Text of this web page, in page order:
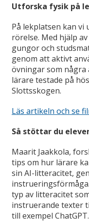
Utforska fysik på
På lekplatsen kan vi
rörelse. Med hjälp
gungor och
genom att aktivt
övningar som några
lärare testade på
Slottsskogen.
Läs artikeln och se
Så stöttar du
Maarit Jaakkola,
tips om hur lärare
sin AI-litteracitet,
typ av litteracitet
instruerande texter
till exempel ChatGPT.